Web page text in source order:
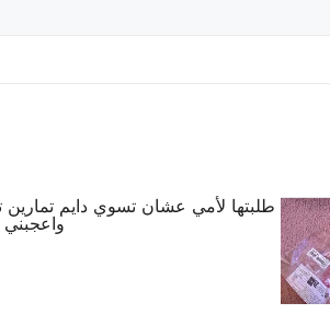
طلبتها لأمي عشان تسوي دايم تمارين
واعجبني